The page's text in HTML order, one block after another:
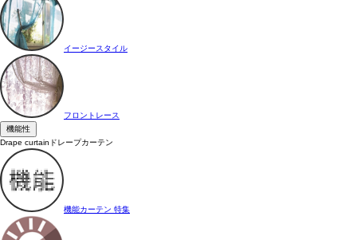
イージースタイル
フロントレース
機能性
Drape curtain ドレープカーテン
機能カーテン 特集